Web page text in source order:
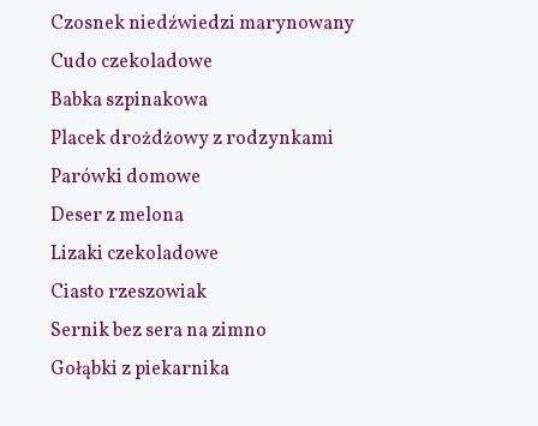
Czosnek niedźwiedzi marynowany
Cudo czekoladowe
Babka szpinakowa
Placek drożdżowy z rodzynkami
Parówki domowe
Deser z melona
Lizaki czekoladowe
Ciasto rzeszowiak
Sernik bez sera na zimno
Gołąbki z piekarnika